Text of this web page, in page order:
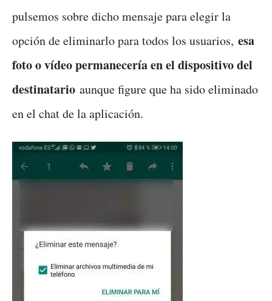
pulsemos sobre dicho mensaje para elegir la
opción de eliminarlo para todos los usuarios, esa
foto o vídeo permanecería en el dispositivo del
destinatario aunque figure que ha sido eliminado
en el chat de la aplicación.